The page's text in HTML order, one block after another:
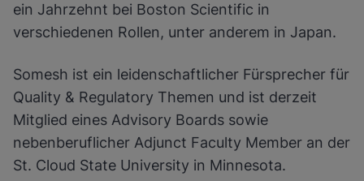
ein Jahrzehnt bei Boston Scientific in
verschiedenen Rollen, unter anderem in Japan.
Somesh ist ein leidenschaftlicher Fürsprecher für
Quality & Regulatory Themen und ist derzeit
Mitglied eines Advisory Boards sowie
nebenberuflicher Adjunct Faculty Member an der
St. Cloud State University in Minnesota.